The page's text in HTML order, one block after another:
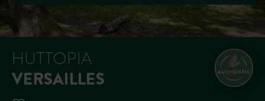
HUTTOPIA
VERSAILLES